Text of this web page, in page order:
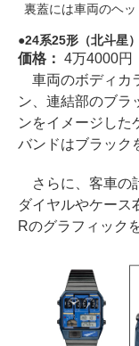
裏蓋には車両のヘ
24系25形（北斗星）
価格： 4万4000円
車両のボディカ
ン、連結部のブラ
ンをイメージした
バンドはブラック
さらに、客車の
ダイヤルやケース
Rのグラフィック